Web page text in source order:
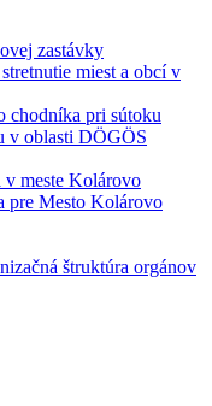
zastávky
miest a obcí v
chodníka pri sútoku
v oblasti DÖGÖS
v meste Kolárovo
pre Mesto Kolárovo
štruktúra orgánov